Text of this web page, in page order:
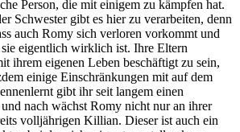
Person, die mit einigem zu kämpfen hat.
Schwester gibt es hier zu verarbeiten, denn
auch Romy sich verloren vorkommt und
eigentlich wirklich ist. Ihre Eltern
ihrem eigenen Leben beschäftigt zu sein,
einige Einschränkungen mit auf dem
gibt ihr seit langem einen
nach wächst Romy nicht nur an ihrer
volljährigen Killian. Dieser ist auch ein